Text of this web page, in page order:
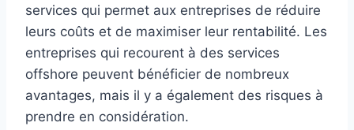
services qui permet aux entreprises de réduire
leurs coûts et de maximiser leur rentabilité. Les
entreprises qui recourent à des services
offshore peuvent bénéficier de nombreux
avantages, mais il y a également des risques à
prendre en considération.